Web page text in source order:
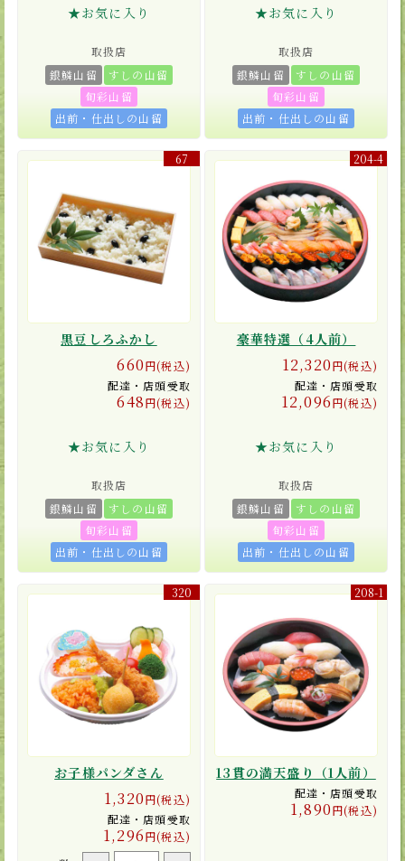
★お気に入り
取扱店
銀鱗山留
すしの山留
旬彩山留
出前・仕出しの山留
★お気に入り
取扱店
銀鱗山留
すしの山留
旬彩山留
出前・仕出しの山留
67
黒豆しろふかし
660円(税込)
配達・店頭受取
648円(税込)
★お気に入り
取扱店
銀鱗山留
すしの山留
旬彩山留
出前・仕出しの山留
204-4
豪華特選（4人前）
12,320円(税込)
配達・店頭受取
12,096円(税込)
★お気に入り
取扱店
銀鱗山留
すしの山留
旬彩山留
出前・仕出しの山留
320
お子様パンダさん
1,320円(税込)
配達・店頭受取
1,296円(税込)
208-1
13貫の満天盛り（1人前）
配達・店頭受取
1,890円(税込)